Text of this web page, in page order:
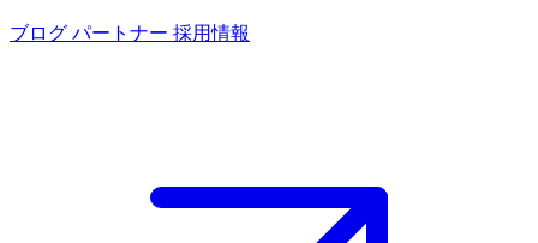
ブログ パートナー 採用情報